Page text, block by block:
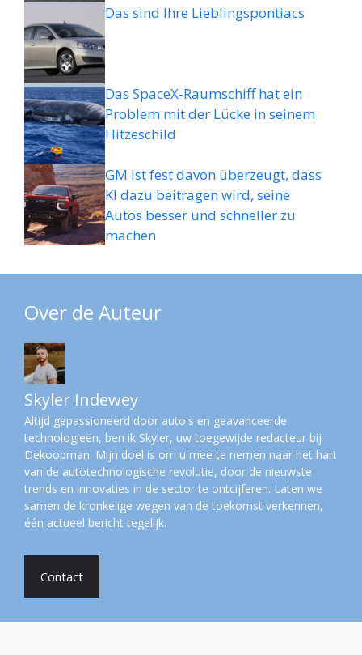
Das sind Ihre Lieblingspontiacs
Das SpaceX-Raumschiff hat ein
Problem mit der Lücke in seinem
Hitzeschild
GM ist fest davon überzeugt, dass
KI dazu beitragen wird, seine
Autos besser und schneller zu
machen
Over de Auteur
Skyler Indewey
Altijd gepassioneerd door auto's en geavanceerde
technologieën, ben ik Skyler, uw toegewijde redacteur bij
Dekoopman. Mijn doel is om u mee te nemen naar het hart
van de autotechnologische revolutie, door de nieuwste
trends en innovaties in de sector te ontcijferen. Laten we
samen de kronkelige wegen van de toekomst verkennen,
één actueel bericht tegelijk.
Contact